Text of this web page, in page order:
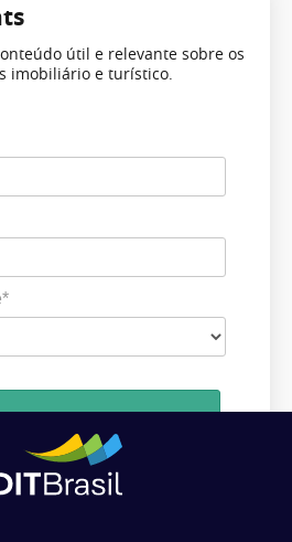
útil e relevante sobre os
imobiliário e turístico.
em receber comunicações da ADIT